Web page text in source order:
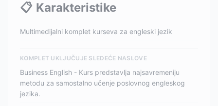
📋 Karakteristike
Multimedijalni komplet kurseva za engleski jezik
KOMPLET UKLJUČUJE SLEDEĆE NASLOVE
Business English - Kurs predstavlja najsavremeniju
metodu za samostalno učenje poslovnog engleskog
jezika.